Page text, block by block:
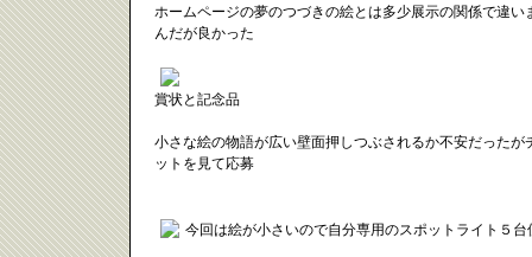
ホームページの夢のつづきの絵とは多少展示の関係で違
んだが良かった
賞状と記念品
小さな絵の物語が広い壁面押しつぶされるか不安だった
ットを見て応募
今回は絵が小さいので自分専用のスポットライト５台